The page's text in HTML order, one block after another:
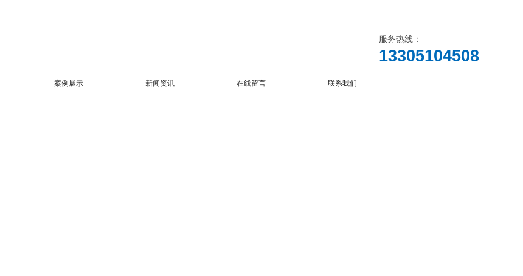
服务热线：
13305104508
案例展示 新闻资讯 在线留言 联系我们